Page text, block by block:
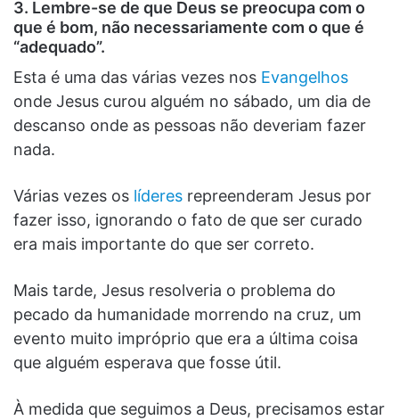
3. Lembre-se de que Deus se preocupa com o
que é bom, não necessariamente com o que é
“adequado”.
Esta é uma das várias vezes nos Evangelhos
onde Jesus curou alguém no sábado, um dia de
descanso onde as pessoas não deveriam fazer
nada.
Várias vezes os líderes repreenderam Jesus por
fazer isso, ignorando o fato de que ser curado
era mais importante do que ser correto.
Mais tarde, Jesus resolveria o problema do
pecado da humanidade morrendo na cruz, um
evento muito impróprio que era a última coisa
que alguém esperava que fosse útil.
À medida que seguimos a Deus, precisamos estar